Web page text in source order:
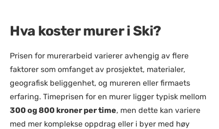
Hva koster murer i Ski?
Prisen for murerarbeid varierer avhengig av flere
faktorer som omfanget av prosjektet, materialer,
geografisk beliggenhet, og mureren eller firmaets
erfaring. Timeprisen for en murer ligger typisk mellom
300 og 800 kroner per time, men dette kan variere
med mer komplekse oppdrag eller i byer med høy